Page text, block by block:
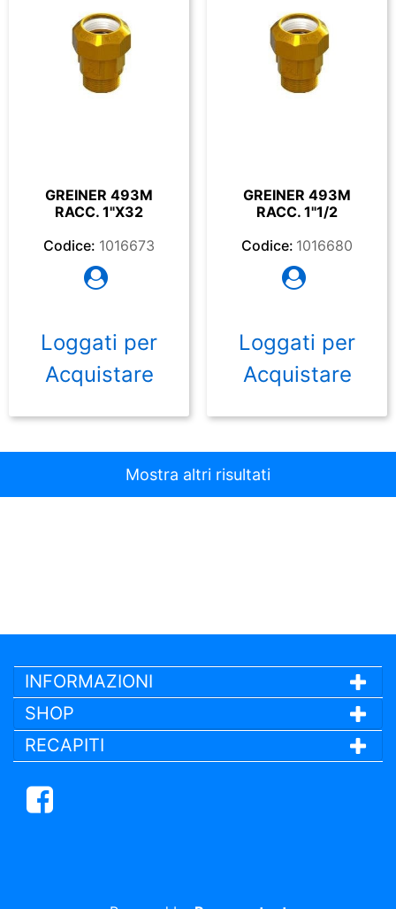
GREINER 493M
RACC. 1"X32
Codice: 1016673
Loggati per
Acquistare
GREINER 493M
RACC. 1"1/2
Codice: 1016680
Loggati per
Acquistare
Mostra altri risultati
INFORMAZIONI
SHOP
RECAPITI
Facebook